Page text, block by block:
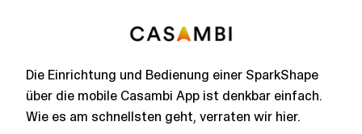
Die Einrichtung und Bedienung einer SparkShape
über die mobile Casambi App ist denkbar einfach.
Wie es am schnellsten geht, verraten wir hier.